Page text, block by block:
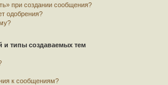
при создании сообщения?
одобрения?
типы создаваемых тем
к сообщениям?